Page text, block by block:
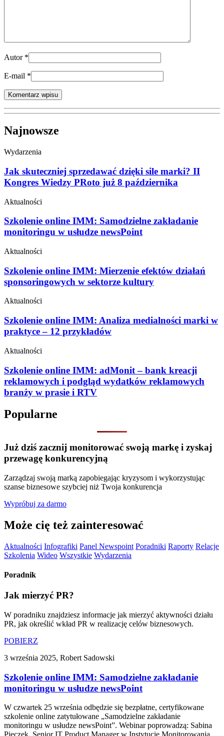
Autor *
E-mail *
Najnowsze
Wydarzenia
Jak skuteczniej sprzedawać dzięki sile marki? II
Kongres Wiedzy PRoto już 8 października
Aktualności
Szkolenie online IMM: Samodzielne zakładanie
monitoringu w usłudze newsPoint
Aktualności
Szkolenie online IMM: Mierzenie efektów działań
sponsoringowych w sektorze kultury
Aktualności
Szkolenie online IMM: Analiza medialności marki w
praktyce – 12 przykładów
Aktualności
Szkolenie online IMM: adMonit – bank kreacji
reklamowych i podgląd wydatków reklamowych
branży w prasie i RTV
Popularne
Już dziś zacznij monitorować swoją markę i zyskaj
przewagę konkurencyjną
Zarządzaj swoją marką zapobiegając kryzysom i wykorzystując
szanse biznesowe szybciej niż Twoja konkurencja
Wypróbuj za darmo
Może cię też zainteresować
Aktualności Infografiki Panel Newspoint Poradniki Raporty Relacje
Szkolenia Wideo Wszystkie Wydarzenia
Poradnik
Jak mierzyć PR?
W poradniku znajdziesz informacje jak mierzyć aktywności działu
PR, jak określić wkład PR w realizację celów biznesowych.
POBIERZ
3 września 2025, Robert Sadowski
Szkolenie online IMM: Samodzielne zakładanie
monitoringu w usłudze newsPoint
W czwartek 25 września odbędzie się bezpłatne, certyfikowane
szkolenie online zatytułowane „Samodzielne zakładanie
monitoringu w usłudze newsPoint”. Webinar poprowadzą: Sabina